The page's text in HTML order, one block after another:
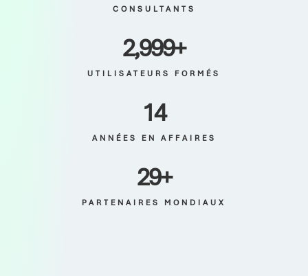
CONSULTANTS
UTILISATEURS FORMÉS
3,000+
ANNÉES EN AFFAIRES
15
PARTENAIRES MONDIAUX
30+